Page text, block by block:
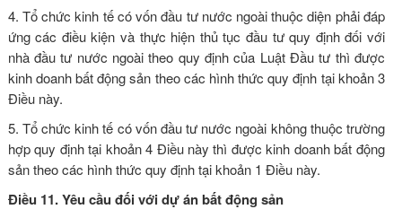
4. Tổ chức kinh tế có vốn đầu tư nước ngoài thuộc diện phải đáp
ứng các điều kiện và thực hiện thủ tục đầu tư quy định đối với
nhà đầu tư nước ngoài theo quy định của Luật Đầu tư thì được
kinh doanh bất động sản theo các hình thức quy định tại khoản 3
Điều này.
5. Tổ chức kinh tế có vốn đầu tư nước ngoài không thuộc trường
hợp quy định tại khoản 4 Điều này thì được kinh doanh bất động
sản theo các hình thức quy định tại khoản 1 Điều này.
Điều 11. Yêu cầu đối với dự án bất động sản